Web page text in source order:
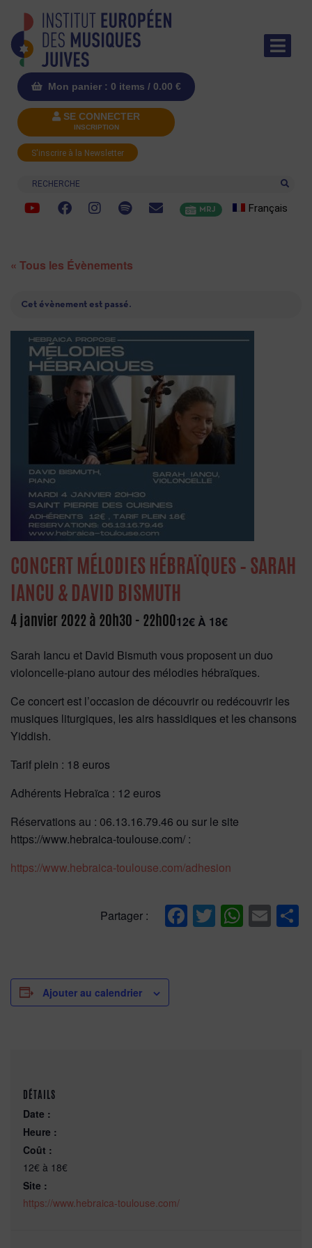
Mon panier : 0 items / 0.00 €
SE CONNECTER
INSCRIPTION
S'inscrire à la Newsletter
Recherche
MRJ Français
« Tous les Évènements
Cet évènement est passé.
CONCERT MÉLODIES HÉBRAÏQUES – SARAH
IANCU & DAVID BISMUTH
4 janvier 2022 à 20h30 - 22h0012€ À 18€
Sarah Iancu et David Bismuth vous proposent un duo
violoncelle-piano autour des mélodies hébraïques.
Ce concert est l’occasion de découvrir ou redécouvrir les
musiques liturgiques, les airs hassidiques et les chansons
Yiddish.
Tarif plein : 18 euros
Adhérents Hebraïca : 12 euros
Réservations au : 06.13.16.79.46 ou sur le site
https://www.hebraica-toulouse.com/ :
https://www.hebraica-toulouse.com/adhesion
Partager : Facebook
Twitter
Ajouter au calendrier
DÉTAILS
Date :
Heure :
Coût :
12€ à 18€
Site :
https://www.hebraica-toulouse.com/